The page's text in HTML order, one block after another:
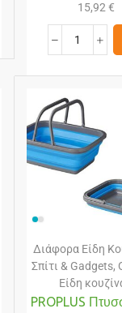
15,92€
Διάφορα Είδη
Σπίτι & Gadgets,
Είδη
PROPLUS